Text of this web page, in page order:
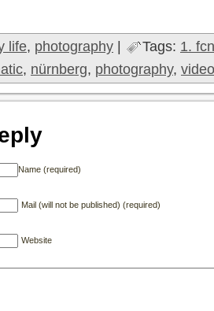
life, photography Tags: 1. fcn
, nürnberg, photography, video
Name (required)
Mail (will not be published) (required)
Website